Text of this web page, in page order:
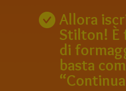
Allora
Stilton! È
di
basta